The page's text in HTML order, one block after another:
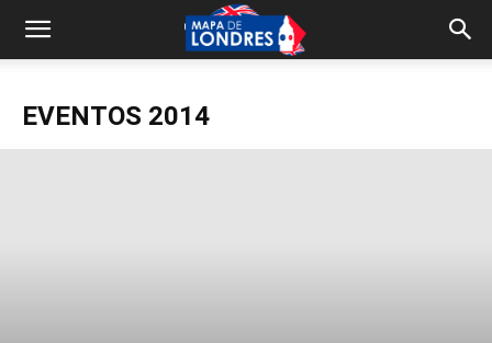
EVENTOS 2014